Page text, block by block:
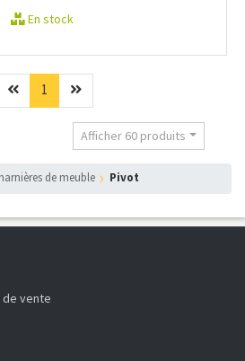
En stock
Précédent
1 (current)Suivant
Afficher 60 produits
Charnières de meuble Pivot
de vente